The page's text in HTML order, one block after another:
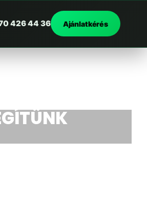
426 44 36 Ajánlatkérés